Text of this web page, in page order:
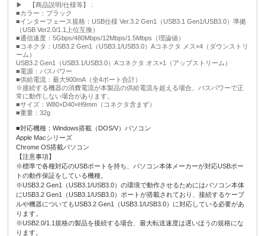
▶ 【商品説明/仕様等】
■カラー：ブラック
■インターフェース規格：USB仕様 Ver.3.2 Gen1（USB3.1 Gen1/USB3.0）準拠
（USB Ver2.0/1.1上位互換）
■通信速度：5Gbps/480Mbps/12Mbps/1.5Mbps（理論値）
■コネクタ：USB3.2 Gen1（USB3.1/USB3.0）Aコネクタ メス×4（ダウンストリ
ーム）
USB3.2 Gen1（USB3.1/USB3.0）Aコネクタ オス×1（アップストリーム）
■電源：バスパワー
■供給電流：最大900mA（全4ポート合計）
※接続する機器の消費電流が本製品の供給電流を超える場合、バスパワーで正
常に動作しない場合があります。
■サイズ：W80×D40×H9mm（コネクタ含まず）
■重量：32g
■対応機種：Windows搭載（DOS/V）パソコン
Apple Macシリーズ
Chrome OS搭載パソコン
【注意事項】
※標準で各種対応のUSBポートを持ち、パソコン本体メーカーが対応USBポー
トの動作保証をしている機種。
※USB3.2 Gen1（USB3.1/USB3.0）の環境で動作させるためにはパソコン本体
にUSB3.2 Gen1（USB3.1/USB3.0）ポートが搭載されており、接続するケーブ
ルや機器についてもUSB3.2 Gen1（USB3.1/USB3.0）に対応している必要があ
ります。
※USB2.0/1.1規格の製品を接続する場合、最大転送速度は遅いほうの規格にな
ります。